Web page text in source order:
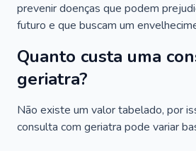
prevenir doenças que podem
futuro e que buscam um
Quanto custa uma
geriatra?
Não existe um valor tabelado, por
consulta com geriatra pode variar